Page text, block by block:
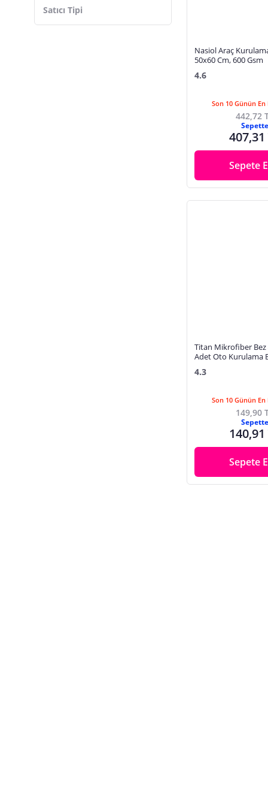
Satıcı Tipi
Nasiol Araç
50x60 Cm, 600 Gsm
4.6
Son 10 Günün En
442,72
Sepette
407,31
Sepete
Titan Mikrofiber Bez
Adet Oto Kurulama
4.3
Son 10 Günün En
149,90
Sepette
140,91
Sepete